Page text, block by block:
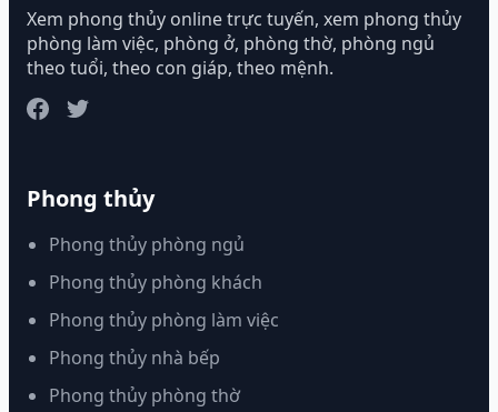
Xem phong thủy online trực tuyến, xem phong thủy
phòng làm việc, phòng ở, phòng thờ, phòng ngủ
theo tuổi, theo con giáp, theo mệnh.
Phong thủy
Phong thủy phòng ngủ
Phong thủy phòng khách
Phong thủy phòng làm việc
Phong thủy nhà bếp
Phong thủy phòng thờ